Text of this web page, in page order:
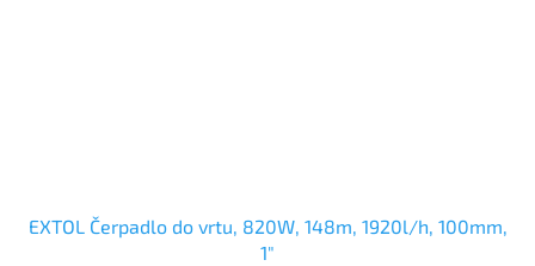
EXTOL Čerpadlo do vrtu, 820W, 148m, 1920l/h, 100mm,
1"